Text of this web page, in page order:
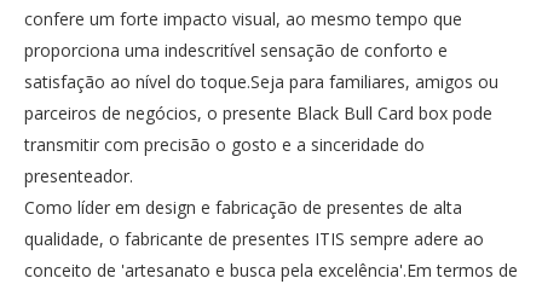
confere um forte impacto visual, ao mesmo tempo que
proporciona uma indescritível sensação de conforto e
satisfação ao nível do toque.Seja para familiares, amigos ou
parceiros de negócios, o presente Black Bull Card box pode
transmitir com precisão o gosto e a sinceridade do
presenteador.
Como líder em design e fabricação de presentes de alta
qualidade, o fabricante de presentes ITIS sempre adere ao
conceito de 'artesanato e busca pela excelência'.Em termos de